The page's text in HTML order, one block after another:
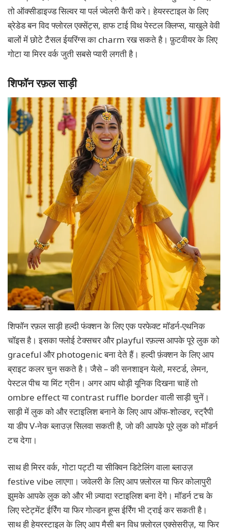
तो ऑक्सीडाइज्ड सिल्वर या पर्ल ज्वेलरी कैरी करे। हेयरस्टाइल के लिए
ब्रेडेड बन विद फ्लोरल एक्सेंट्स, हाफ टाई विथ पेस्टल क्लिप्स, याखुले वेवी
बालों में छोटे टैसल ईयरिंग्स का charm रख सकते है। फ़ुटवीयर के लिए
गोटा या मिरर वर्क जुती सबसे प्यारी लगती है।
शिफॉन रफ़ल साड़ी
शिफॉन रफ़ल साड़ी हल्दी फंक्शन के लिए एक परफेक्ट मॉडर्न-एथनिक
चॉइस है। इसका फ्लोई टेक्सचर और playful रफ़ल्स आपके पूरे लुक को
graceful और photogenic बना देते हैं। हल्दी फ़ंक्शन के लिए आप
ब्राइट कलर चुन सकते है। जैसे – की सनशाइन येलो, मस्टर्ड, लेमन,
पेस्टल पीच या मिंट ग्रीन। अगर आप थोड़ी यूनिक दिखना चाहें तो
ombre effect या contrast ruffle border वाली साड़ी चुनें।
साड़ी में लुक को और स्टाइलिश बनाने के लिए आप ऑफ-शोल्डर, स्ट्रैपी
या डीप V-नेक ब्लाउज़ सिलवा सकती है, जो की आपके पूरे लुक को मॉडर्न
टच देगा।
साथ ही मिरर वर्क, गोटा पट्टी या सीक्विन डिटेलिंग वाला ब्लाउज़
festive vibe लाएगा। जवेलरी के लिए आप फ़्लोरल या फिर कोलापुरी
झुमके आपके लुक को और भी ज़्यादा स्टाइलिश बना देंगे। मॉडर्न टच के
लिए स्टेट्मेंट ईर्रिंग या फिर गोल्डन हूप्स ईर्रिंग भी ट्राई कर सकती है।
साथ ही हेयरस्टाइल के लिए आप मैसी बन विध फ़्लोरल एक्सेसरीज़, या फिर